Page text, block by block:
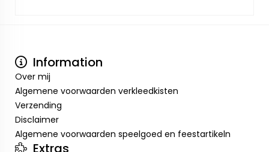
Information
Over mij
Algemene voorwaarden verkleedkisten
Verzending
Disclaimer
Algemene voorwaarden speelgoed en feestartikeln
Extras